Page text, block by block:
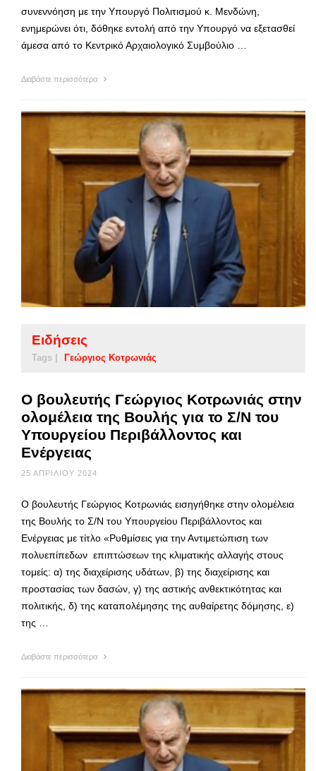
συνεννόηση με την Υπουργό Πολιτισμού κ. Μενδώνη,
ενημερώνει ότι, δόθηκε εντολή από την Υπουργό να εξετασθεί
άμεσα από το Κεντρικό Αρχαιολογικό Συμβούλιο …
Διαβάστε περισσότερα
Ειδήσεις
Tags | Γεώργιος Κοτρωνιάς
Ο βουλευτής Γεώργιος Κοτρωνιάς στην
ολομέλεια της Βουλής για το Σ/Ν του
Υπουργείου Περιβάλλοντος και
Ενέργειας
25 ΑΠΡΙΛΊΟΥ 2024
Ο βουλευτής Γεώργιος Κοτρωνιάς εισηγήθηκε στην ολομέλεια
της Βουλής το Σ/Ν του Υπουργείου Περιβάλλοντος και
Ενέργειας με τίτλο «Ρυθμίσεις για την Αντιμετώπιση των
πολυεπίπεδων επιπτώσεων της κλιματικής αλλαγής στους
τομείς: α) της διαχείρισης υδάτων, β) της διαχείρισης και
προστασίας των δασών, γ) της αστικής ανθεκτικότητας και
πολιτικής, δ) της καταπολέμησης της αυθαίρετης δόμησης, ε)
της …
Διαβάστε περισσότερα